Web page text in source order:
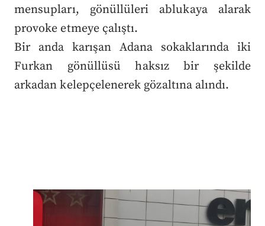
mensupları, gönüllüleri ablukaya alarak
provoke etmeye çalıştı.
Bir anda karışan Adana sokaklarında iki
Furkan gönüllüsü haksız bir şekilde
arkadan kelepçelenerek gözaltına alındı.